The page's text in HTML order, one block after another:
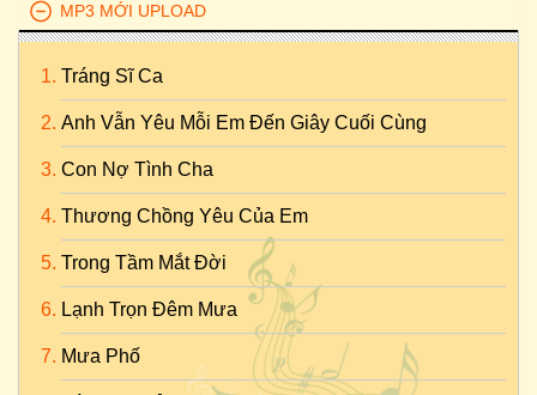
MP3 MỚI UPLOAD
Tráng Sĩ Ca
Anh Vẫn Yêu Mỗi Em Đến Giây Cuối Cùng
Con Nợ Tình Cha
Thương Chồng Yêu Của Em
Trong Tầm Mắt Đời
Lạnh Trọn Đêm Mưa
Mưa Phố